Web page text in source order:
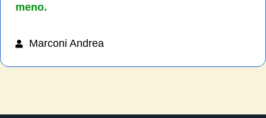
meno.
Marconi Andrea